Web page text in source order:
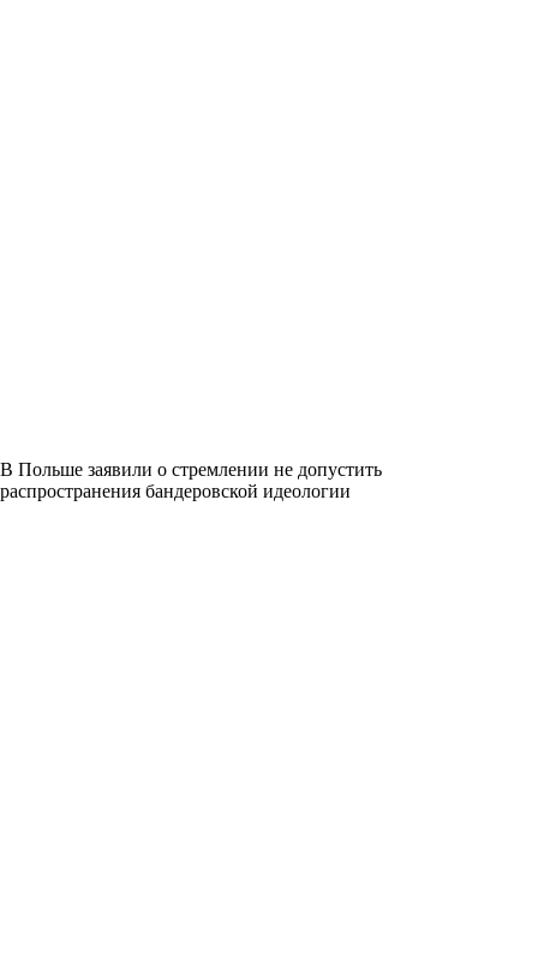
В Польше заявили о стремлении не допустить
распространения бандеровской идеологии